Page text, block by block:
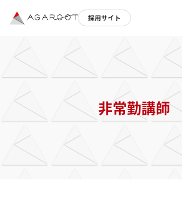
採用サイト
非常勤講師